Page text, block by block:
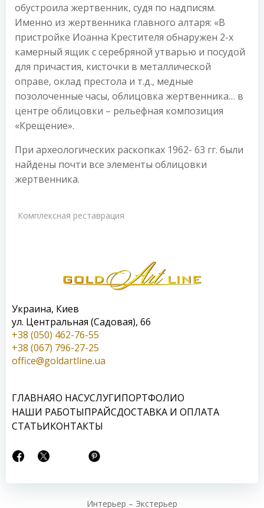
обустроила жертвенник, судя по надписям.
Именно из жертвенника главного алтаря: «В
пристройке Иоанна Крестителя обнаружен 2-х
камерный ящик с серебряной утварью и посудой
для причастия, кисточки в металлической
оправе, оклад престола и т.д., медные
позолоченные часы, облицовка жертвенника… в
центре облицовки – рельефная композиция
«Крещение».
При археологических раскопках 1962- 63 гг. были
найдены почти все элементы облицовки
жертвенника.
Комплексная реставрация
Украина, Киев
ул. Центральная (Садовая), 66
+38 (050) 462-76-55
+38 (067) 796-27-25
office@goldartline.ua
ГЛАВНАЯО НАСУСЛУГИПОРТФОЛИО
НАШИ РАБОТЫПРАЙСДОСТАВКА И ОПЛАТА
СТАТЬИКОНТАКТЫ
Интерьер – Экстерьер